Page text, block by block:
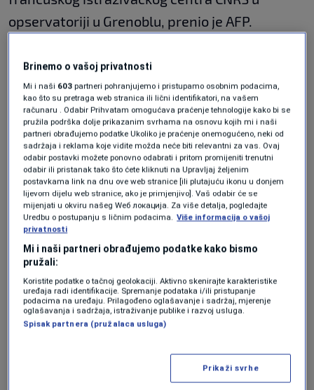
opservatoriji u Grenoblu, prenio je AFP.
omogućiti da je od 2025. godine vidimo
teleskopom poput E-ELT, čija izgradnja je u
toku", rekao je Bonfis.
Istraživači navode da na planeti "Ros 128b"
potencijalno može da postoji život, pošto to
tijelo ima masu približno jednaku Zemljinoj, a
njena temperatura na površini može da bude
uporediva sa situacijom na našoj planeti.
U takvim uslovima moguće je postojanje vode
u tečnom obliku, koja je uslov za život kakav mi
poznajemo.
Sljedeći korak biće da se vidi da li u atmosferi
planete ima tragova vode, kiseonika ili
Brinemo o vašoj privatnosti
Mi i naši 603 partneri pohranjujemo i pristupamo osobnim podacima,
kao što su pretraga web stranica ili lični identifikatori, na vašem
računaru . Odabir Prihvatam omogućava praćenje tehnologije kako bi se
pružila podrška dolje prikazanim svrhama na osnovu kojih mi i naši
partneri obrađujemo podatke Ukoliko je praćenje onemogućeno, neki od
sadržaja i reklama koje vidite možda neće biti relevantni za vas. Ovaj
odabir postavki možete ponovno odabrati i pritom promijeniti trenutni
odabir ili pristanak tako što ćete kliknuti na Upravljaj željenim
postavkama link na dnu ove web stranice [ili plutajuću ikonu u donjem
lijevom dijelu web stranice, ako je primjenjivo]. Vaš odabir će se
mijenjati u okviru našeg Wеб локација. Za više detalja, pogledajte
Uredbu o postupanju s ličnim podacima. Više informacija o vašoj
privatnosti
Mi i naši partneri obrađujemo podatke kako bismo
pružali:
Koristite podatke o tačnoj geolokaciji. Aktivno skenirajte karakteristike
uređaja radi identifikacije. Spremanje podataka i/ili pristupanje
podacima na uređaju. Prilagođeno oglašavanje i sadržaj, mjerenje
oglašavanja i sadržaja, istraživanje publike i razvoj usluga.
Spisak partnera (pružalaca usluga)
Prikaži svrhe